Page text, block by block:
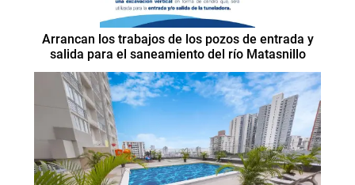
Arrancan los trabajos de los pozos de entrada y
salida para el saneamiento del río Matasnillo